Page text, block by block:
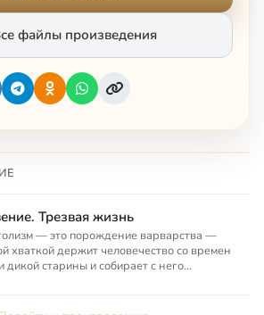
файлы произведения
Трезвая жизнь
— это порождение варварства —
хваткой держит человечество со времен
дикой старины и собирает с него